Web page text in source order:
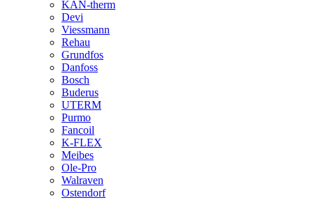
KAN-therm
Devi
Viessmann
Rehau
Grundfos
Danfoss
Bosch
Buderus
UTERM
Purmo
Fancoil
K-FLEX
Meibes
Ole-Pro
Walraven
Ostendorf